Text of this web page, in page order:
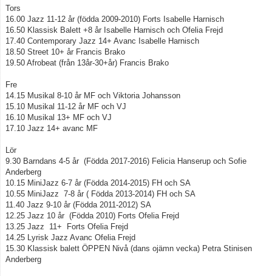
Bokning/ Anmälan till dansklasser
Tors
16.00 Jazz 11-12 år (födda 2009-2010) Forts Isabelle Harnisch
16.50 Klassisk Balett +8 år Isabelle Harnisch och Ofelia Frejd
17.40 Contemporary Jazz 14+ Avanc Isabelle Harnisch
18.50 Street 10+ år Francis Brako
19.50 Afrobeat (från 13år-30+år) Francis Brako
Fre
14.15 Musikal 8-10 år MF och Viktoria Johansson
15.10 Musikal 11-12 år MF och VJ
16.10 Musikal 13+ MF och VJ
17.10 Jazz 14+ avanc MF
Lör
9.30 Barndans 4-5 år (Födda 2017-2016) Felicia Hanserup och Sofie
Anderberg
10.15 MiniJazz 6-7 år (Födda 2014-2015) FH och SA
10.55 MiniJazz 7-8 år ( Födda 2013-2014) FH och SA
11.40 Jazz 9-10 år (Födda 2011-2012) SA
12.25 Jazz 10 år (Födda 2010) Forts Ofelia Frejd
13.25 Jazz 11+ Forts Ofelia Frejd
14.25 Lyrisk Jazz Avanc Ofelia Frejd
15.30 Klassisk balett ÖPPEN Nivå (dans ojämn vecka) Petra Stinisen
Anderberg